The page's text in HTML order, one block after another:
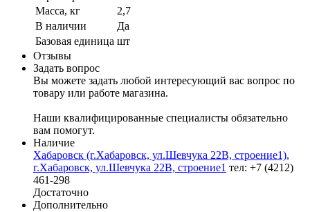
Масса, кг
2,7
В наличии
Да
Базовая единица шт
Отзывы
Задать вопрос
Вы можете задать любой интересующий вас вопрос по
товару или работе магазина.
Наши квалифицированные специалисты обязательно
вам помогут.
Наличие
Хабаровск (г.Хабаровск, ул.Шевчука 22В, строение1),
г.Хабаровск, ул.Шевчука 22В, строение1 тел: +7 (4212)
461-298
Достаточно
Дополнительно